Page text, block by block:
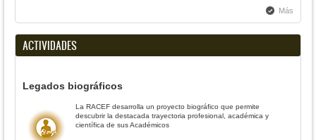
Más
ACTIVIDADES
Legados biográficos
La RACEF desarrolla un proyecto biográfico que permite
descubrir la destacada trayectoria profesional, académica y
científica de sus Académicos